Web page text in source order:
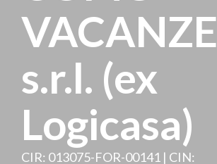
VACANZE
s.r.l. (ex
Logicasa)
CIR: 013075-FOR-00141 | CIN: